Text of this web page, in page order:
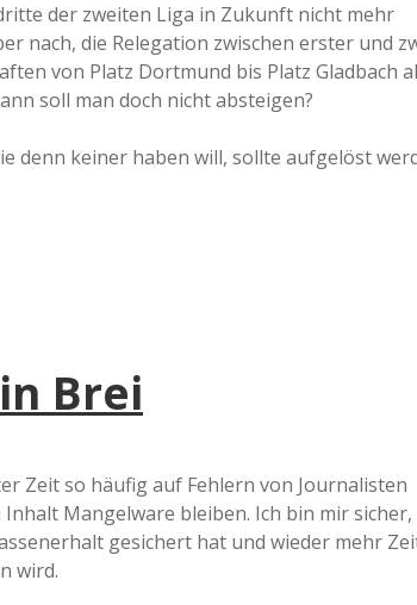
der zweiten Liga in Zukunft nicht mehr
nach, die Relegation zwischen erster und
von Platz Dortmund bis Platz Gladbach
soll man doch nicht absteigen?
denn keiner haben will, sollte aufgelöst
Brei
Zeit so häufig auf Fehlern von Journalisten
Mangelware bleiben. Ich bin mir sicher,
gesichert hat und wieder mehr
wird.